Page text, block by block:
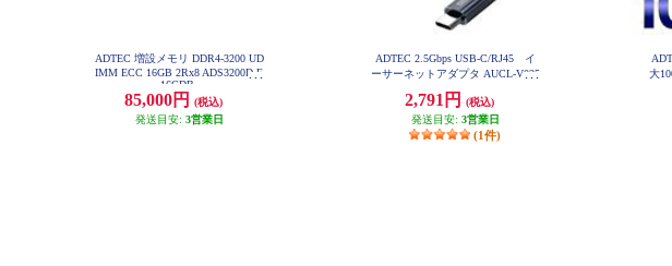
ADTEC 増設メモリ DDR4-3200 UD
IMM ECC 16GB 2Rx8 ADS3200D-E
16GDB
85,000円
(税込)
発送目安: 3営業日
ADTEC 2.5Gbps USB-C/RJ45 イ
ーサーネットアダプタ AUCL-V025
2,791円
(税込)
発送目安: 3営業日
(1件)
大